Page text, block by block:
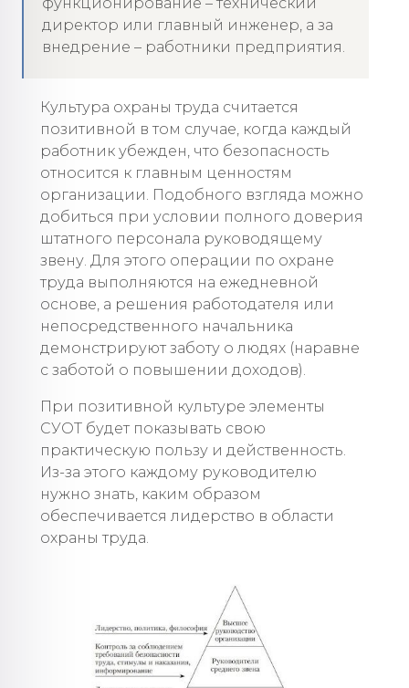
директор или главный инженер, а за
внедрение – работники предприятия.
Культура охраны труда считается
позитивной в том случае, когда каждый
работник убежден, что безопасность
относится к главным ценностям
организации. Подобного взгляда можно
добиться при условии полного доверия
штатного персонала руководящему
звену. Для этого операции по охране
труда выполняются на ежедневной
основе, а решения работодателя или
непосредственного начальника
демонстрируют заботу о людях (наравне
с заботой о повышении доходов).
При позитивной культуре элементы
СУОТ будет показывать свою
практическую пользу и действенность.
Из-за этого каждому руководителю
нужно знать, каким образом
обеспечивается лидерство в области
охраны труда.